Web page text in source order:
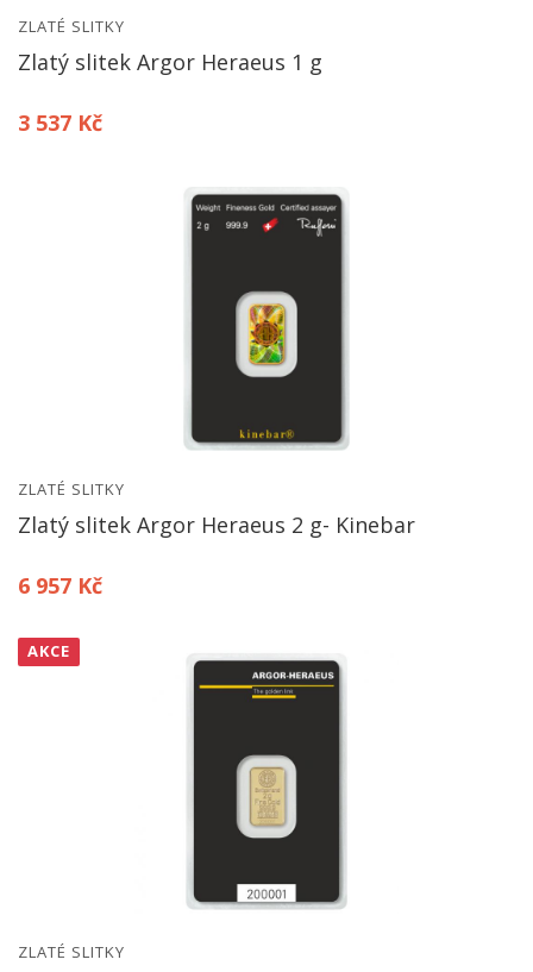
ZLATÉ SLITKY
Zlatý slitek Argor Heraeus 1 g
3 537 Kč
ZLATÉ SLITKY
Zlatý slitek Argor Heraeus 2 g- Kinebar
6 957 Kč
AKCE
ZLATÉ SLITKY